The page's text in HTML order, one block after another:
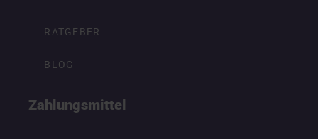
RATGEBER
BLOG
Zahlungsmittel